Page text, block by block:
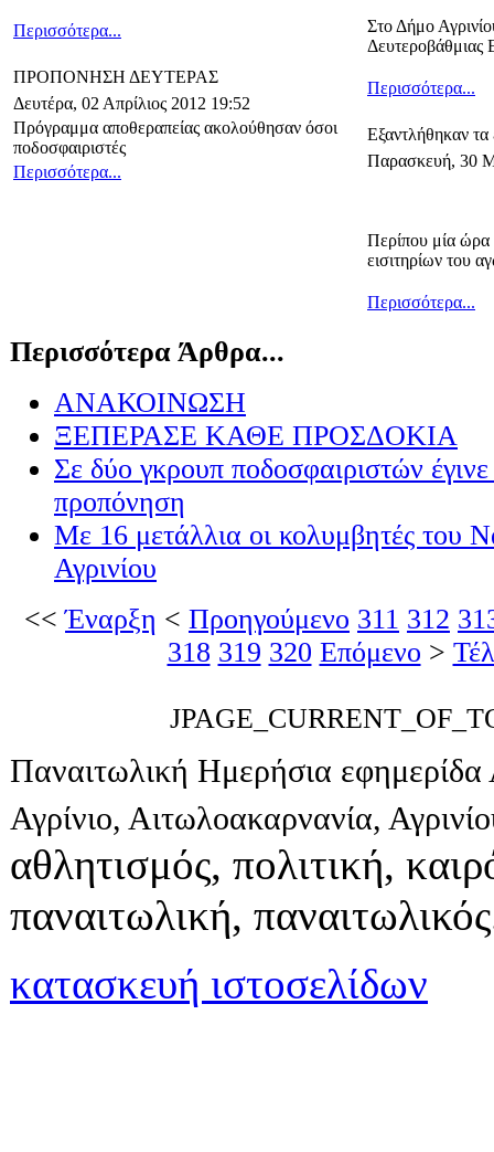
Περισσότερα...
ΠΡΟΠΟΝΗΣΗ ΔΕΥΤΕΡΑΣ
Δευτέρα, 02 Απρίλιος 2012 19:52
Πρόγραμμα αποθεραπείας ακολούθησαν όσοι
ποδοσφαιριστές
Περισσότερα...
Στο Δήμο
Δευτεροβάθμιας
Περισσότερα...
Εξαντλήθηκαν τα
Παρασκευή, 30
Περίπου μία ώρα
εισιτηρίων του
Περισσότερα...
Περισσότερα Άρθρα...
ΑΝΑΚΟΙΝΩΣΗ
ΞΕΠΕΡΑΣΕ ΚΑΘΕ ΠΡΟΣΔΟΚΙΑ
Σε δύο γκρουπ ποδοσφαιριστών
προπόνηση
Με 16 μετάλλια οι κολυμβητές του
Αγρινίου
<<Έναρξη < Προηγούμενο 311 312
318 319 320 Επόμενο >
Παναιτωλική Ημερήσια εφημερίδα
Αγρίνιο, Αιτωλοακαρνανία,
αθλητισμός, πολιτική,
παναιτωλική,
κατασκευή ιστοσελίδων